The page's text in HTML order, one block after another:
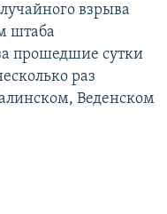
взрыва
штаба
прошедшие сутки
раз
Веденском